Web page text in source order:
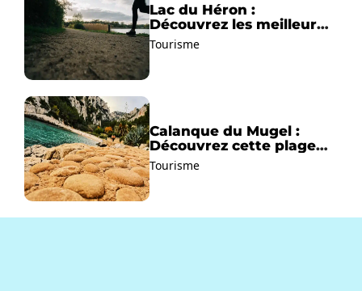
Lac du Héron :
Découvrez les meilleurs
sentiers de randonnée !
Tourisme
Calanque du Mugel :
Découvrez cette plage
paradisiaque à La Ciotat
!
Tourisme